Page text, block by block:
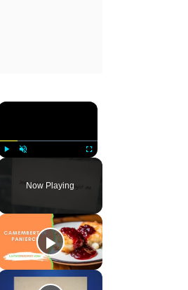
×
Fullscreen
Now Playing